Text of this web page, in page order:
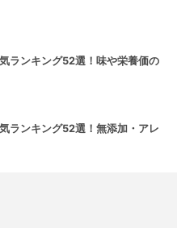
ランキング52選！味や栄養価の
ランキング52選！無添加・アレ